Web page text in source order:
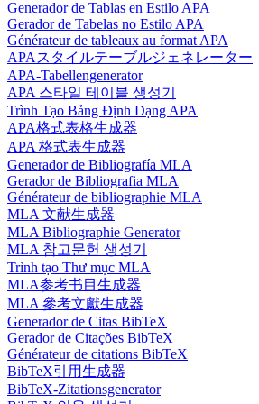
Generador de Tablas en Estilo APA
Gerador de Tabelas no Estilo APA
Générateur de tableaux au format APA
APAスタイルテーブルジェネレーター
APA-Tabellengenerator
APA 스타일 테이블 생성기
Trình Tạo Bảng Định Dạng APA
APA格式表格生成器
APA 格式表生成器
Generador de Bibliografía MLA
Gerador de Bibliografia MLA
Générateur de bibliographie MLA
MLA 文献生成器
MLA Bibliographie Generator
MLA 참고문헌 생성기
Trình tạo Thư mục MLA
MLA参考书目生成器
MLA 參考文獻生成器
Generador de Citas BibTeX
Gerador de Citações BibTeX
Générateur de citations BibTeX
BibTeX引用生成器
BibTeX-Zitationsgenerator